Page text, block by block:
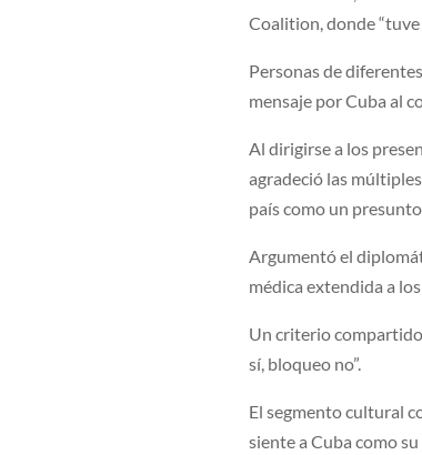
Coalition, donde
Personas de
mensaje por Cuba al
Al dirigirse a los
agradeció las
país como un
Argumentó el
médica extendida a
Un criterio
sí, bloqueo no”.
El segmento cultural
siente a Cuba como